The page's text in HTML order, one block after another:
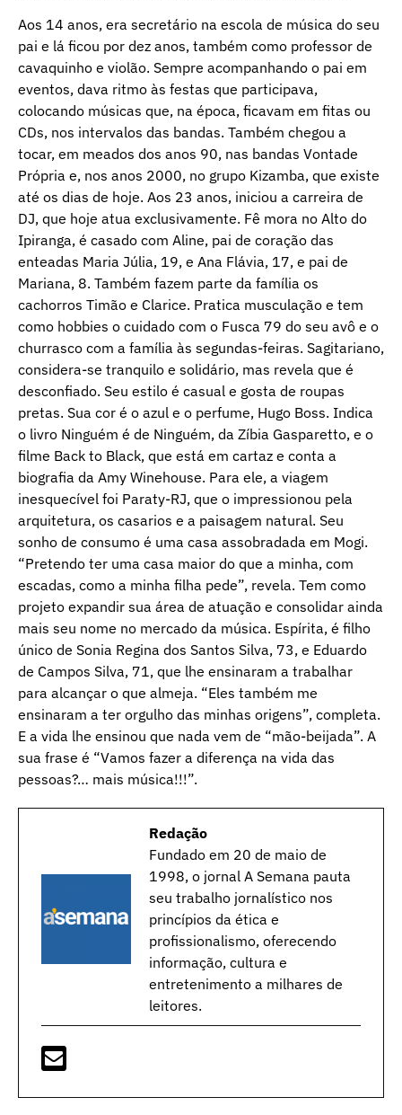
Aos 14 anos, era secretário na escola de música do seu
pai e lá ficou por dez anos, também como professor de
cavaquinho e violão. Sempre acompanhando o pai em
eventos, dava ritmo às festas que participava,
colocando músicas que, na época, ficavam em fitas ou
CDs, nos intervalos das bandas. Também chegou a
tocar, em meados dos anos 90, nas bandas Vontade
Própria e, nos anos 2000, no grupo Kizamba, que existe
até os dias de hoje. Aos 23 anos, iniciou a carreira de
DJ, que hoje atua exclusivamente. Fê mora no Alto do
Ipiranga, é casado com Aline, pai de coração das
enteadas Maria Júlia, 19, e Ana Flávia, 17, e pai de
Mariana, 8. Também fazem parte da família os
cachorros Timão e Clarice. Pratica musculação e tem
como hobbies o cuidado com o Fusca 79 do seu avô e o
churrasco com a família às segundas-feiras. Sagitariano,
considera-se tranquilo e solidário, mas revela que é
desconfiado. Seu estilo é casual e gosta de roupas
pretas. Sua cor é o azul e o perfume, Hugo Boss. Indica
o livro Ninguém é de Ninguém, da Zíbia Gasparetto, e o
filme Back to Black, que está em cartaz e conta a
biografia da Amy Winehouse. Para ele, a viagem
inesquecível foi Paraty-RJ, que o impressionou pela
arquitetura, os casarios e a paisagem natural. Seu
sonho de consumo é uma casa assobradada em Mogi.
“Pretendo ter uma casa maior do que a minha, com
escadas, como a minha filha pede”, revela. Tem como
projeto expandir sua área de atuação e consolidar ainda
mais seu nome no mercado da música. Espírita, é filho
único de Sonia Regina dos Santos Silva, 73, e Eduardo
de Campos Silva, 71, que lhe ensinaram a trabalhar
para alcançar o que almeja. “Eles também me
ensinaram a ter orgulho das minhas origens”, completa.
E a vida lhe ensinou que nada vem de “mão-beijada”. A
sua frase é “Vamos fazer a diferença na vida das
pessoas?… mais música!!!”.
Redação
Fundado em 20 de maio de
1998, o jornal A Semana pauta
seu trabalho jornalístico nos
princípios da ética e
profissionalismo, oferecendo
informação, cultura e
entretenimento a milhares de
leitores.